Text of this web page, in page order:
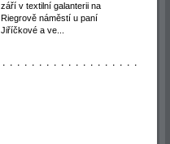
září v textilní galanterii na
Riegrově náměstí u paní
Jiříčkové a ve...